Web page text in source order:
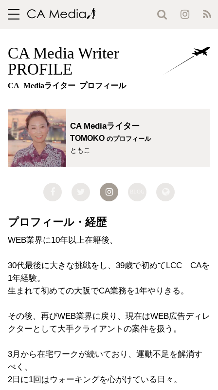
toggle
CA Media Writer
PROFILE
CA Mediaライター プロフィール
CA Mediaライター
TOMOKO のプロフィール
ともこ
プロフィール・経歴
WEB業界に10年以上在籍後、
30代最後に大きな挑戦をし、39歳で初めてLCC CAを
1年経験。
生まれて初めての大阪でCA業務を1年やりきる。
その後、再びWEB業界に戻り、現在はWEB広告ディレ
クターとして大手クライアントの案件を扱う。
3月から在宅ワークが続いており、運動不足を解消す
べく、
2日に1回はウォーキングを心がけている日々。